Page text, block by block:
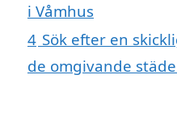
i Våmhus
4 Sök efter en
de omgivande